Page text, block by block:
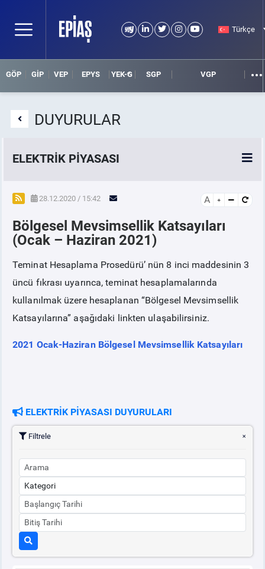
Türkçe
GÖP GİP VEP EPYS YEK-G SGP VGP
DUYURULAR
ELEKTRİK PİYASASI
SPOT ELEKTRİK PİYASALARI
ÖRNEK FİNANS BELGELERİ
VADELİ ELEKTRİK PİYASASI
PİYASA KAYITSÜRECİ
BÜLTENLER
DUYURULAR
BT HİZMET YÖNETİM SİSTEMİ POLİTİKAMIZ
28.12.2020 / 15:42 A
Bölgesel Mevsimsellik Katsayıları
(Ocak – Haziran 2021)
Teminat Hesaplama Prosedürü’ nün 8 inci maddesinin 3
üncü fıkrası uyarınca, teminat hesaplamalarında
kullanılmak üzere hesaplanan “Bölgesel Mevsimsellik
Katsayılarına” aşağıdaki linkten ulaşabilirsiniz.
2021 Ocak-Haziran Bölgesel Mevsimsellik Katsayıları
ELEKTRİK PİYASASI DUYURULARI
Filtrele